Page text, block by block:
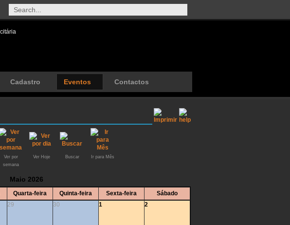
Cadastro Eventos Contactos
Ver por
semana
Ver Hoje Buscar Ir para Mês
Maio 2026
Quarta-feira Quinta-feira Sexta-feira Sábado
29 30 1 2